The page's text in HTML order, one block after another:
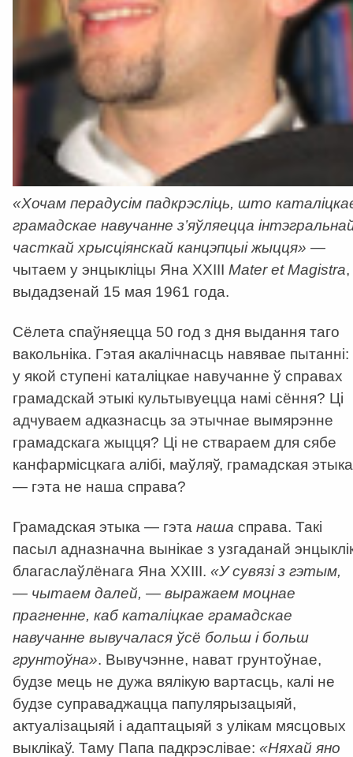
«Хочам перадусім падкрэсліць, што
грамадскае навучанне з’яўляецца
часткай хрысціянскай канцэпцыі жыцця» —
чытаем у энцыкліцы Яна ХХІІІ Mater et Magistra,
выдадзенай 15 мая 1961 года.
Сёлета спаўняецца 50 год з дня выдання таго
вакольніка. Гэтая акалічнасць навявае пытанні:
у якой ступені каталіцкае навучанне ў справах
грамадскай этыкі культывуецца намі сёння? Ці
адчуваем адказнасць за этычнае вымярэнне
грамадскага жыцця? Ці не ствараем для сябе
канфармісцкага алібі, маўляў, грамадская этыка
— гэта не наша справа?
Грамадская этыка — гэта наша справа. Такі
пасыл адназначна вынікае з узгаданай
благаслаўлёнага Яна ХХІІІ. «У сувязі з гэтым,
— чытаем далей, — выражаем моцнае
прагненне, каб каталіцкае грамадскае
навучанне вывучалася ўсё больш і больш
грунтоўна». Вывучэнне, нават грунтоўнае,
будзе мець не дужа вялікую вартасць, калі не
будзе суправаджацца папулярызацыяй,
актуалізацыяй і адаптацыяй з улікам мясцовых
выклікаў. Таму Папа падкрэслівае: «Няхай яно